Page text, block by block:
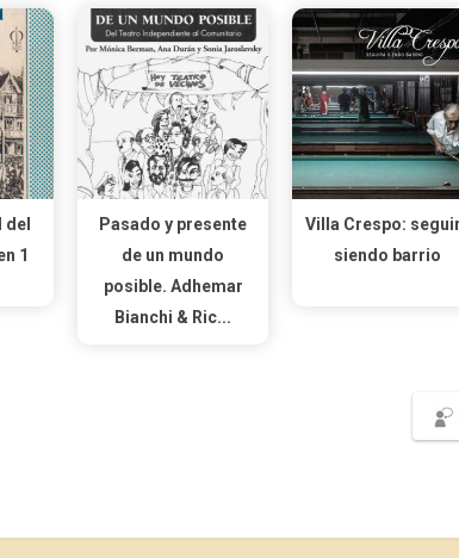
1
Pasado y presente
de un mundo
posible. Adhemar
Bianchi & Ric...
Villa Crespo:
siendo barrio